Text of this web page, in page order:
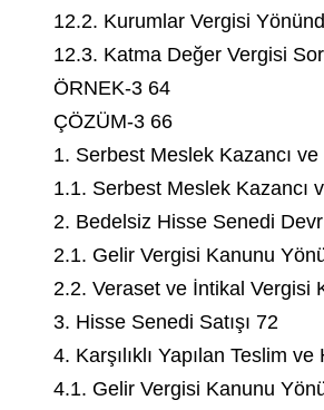
12.2. Kurumlar Vergisi
12.3. Katma Değer Vergisi
ÖRNEK-3 64
ÇÖZÜM-3 66
1. Serbest Meslek Kazancı
1.1. Serbest Meslek Kazancı
2. Bedelsiz Hisse Senedi
2.1. Gelir Vergisi Kanunu
2.2. Veraset ve İntikal Vergisi
3. Hisse Senedi Satışı 72
4. Karşılıklı Yapılan Teslim
4.1. Gelir Vergisi Kanunu